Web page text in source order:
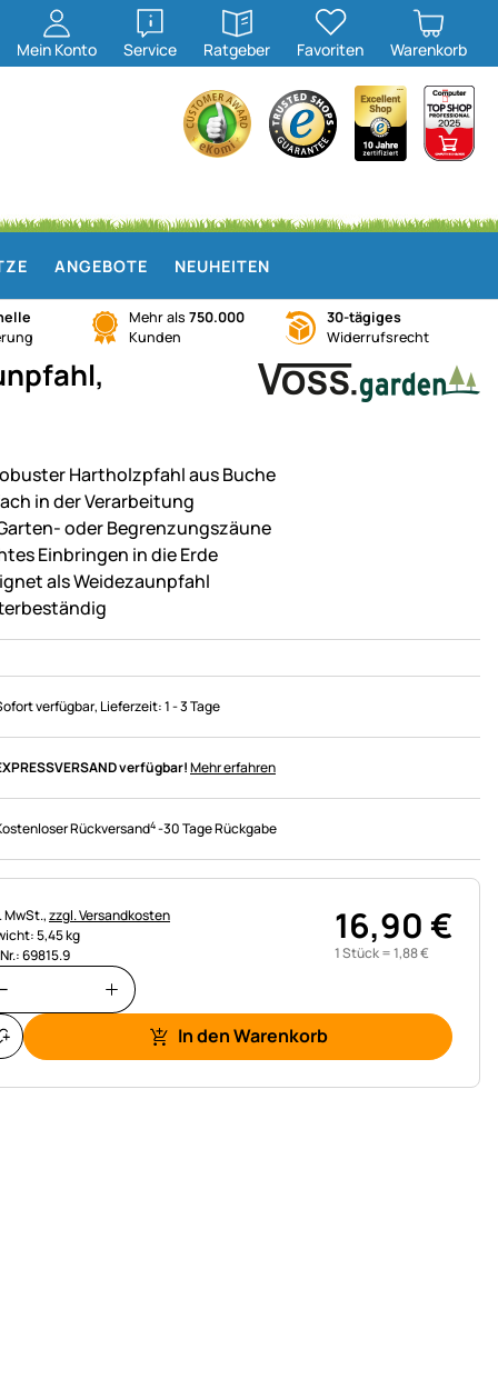
Mein Konto Service
öffnen
Ratgeber
öffnen
Favoriten Warenkorb
ANGEBOTE NEUHEITEN
Mehr als 750.000
Kunden
30-tägiges
Widerrufsrecht
Hartholzpfahl aus Buche
in der Verarbeitung
oder Begrenzungszäune
Einbringen in die Erde
als Weidezaunpfahl
verfügbar, Lieferzeit:1 - 3 Tage
verfügbar!Mehr erfahren
Rückversand4-30 Tage Rückgabe
MwSt.,zzgl. Versandkosten
5,45 kg
69815.9
16,90€
1 Stück =1,88€
In den Warenkorb